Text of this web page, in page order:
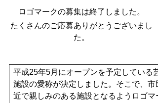
ロゴマークの募集は終了しました。
たくさんのご応募ありがとうございまし
た。
平成25年5月にオープンを予定している
施設の愛称が決定しました。そこで、市
近で親しみのある施設となるようロゴマ